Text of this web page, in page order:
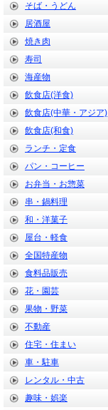
そば・うどん
居酒屋
焼き肉
寿司
海産物
飲食店(洋食)
飲食店(中華・アジア)
飲食店(和食)
ランチ・定食
パン・コーヒー
お弁当・お惣菜
串・鍋料理
和・洋菓子
屋台・軽食
全国特産物
食料品販売
花・園芸
果物・野菜
不動産
住宅・住まい
車・駐車
レンタル・中古
趣味・娯楽